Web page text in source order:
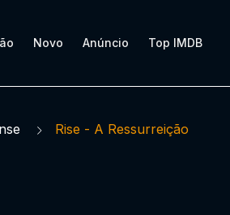
Novo Anúncio Top IMDB
Rise - A Ressurreição